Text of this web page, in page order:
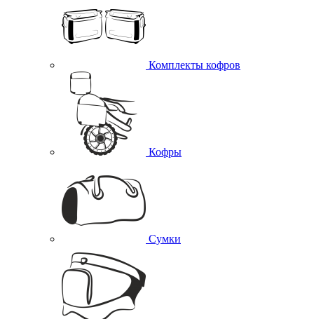
Комплекты кофров
Кофры
Сумки